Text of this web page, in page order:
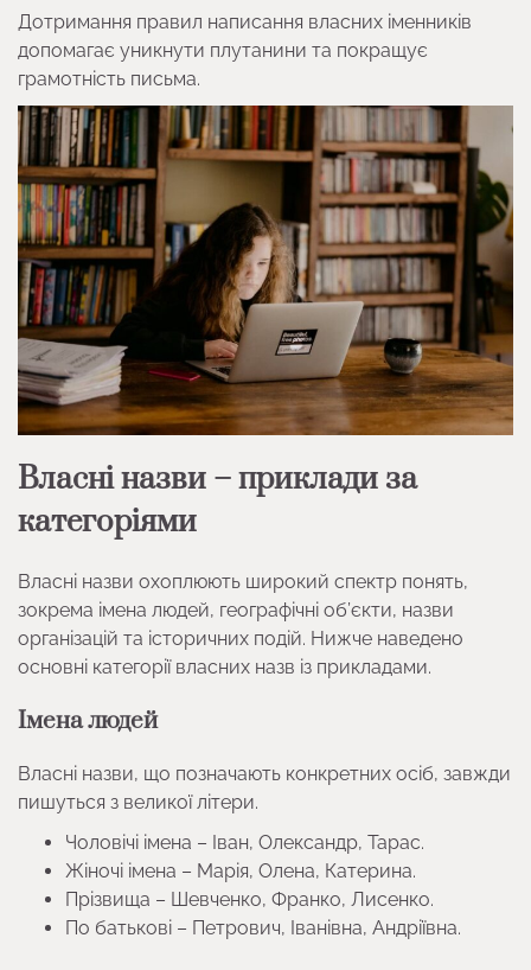
Дотримання правил написання власних іменників
допомагає уникнути плутанини та покращує
грамотність письма.
Власні назви – приклади за
категоріями
Власні назви охоплюють широкий спектр понять,
зокрема імена людей, географічні об’єкти, назви
організацій та історичних подій. Нижче наведено
основні категорії власних назв із прикладами.
Імена людей
Власні назви, що позначають конкретних осіб, завжди
пишуться з великої літери.
Чоловічі імена – Іван, Олександр, Тарас.
Жіночі імена – Марія, Олена, Катерина.
Прізвища – Шевченко, Франко, Лисенко.
По батькові – Петрович, Іванівна, Андріївна.